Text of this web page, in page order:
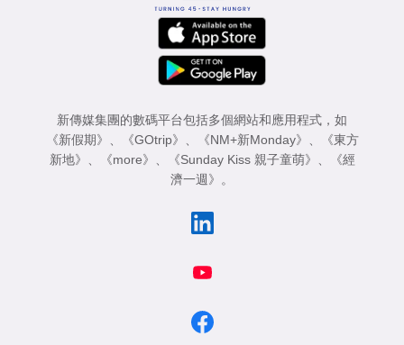
新傳媒集團的數碼平台包括多個網站和應用程式，如
《新假期》
《GOtrip》 《NM+新Monday》
《東方
新地》
《more》 《Sunday Kiss 親子童萌》
《經
濟一週》
。